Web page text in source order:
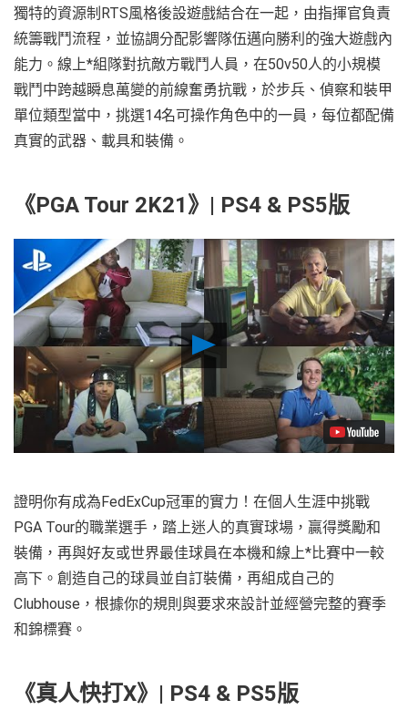
獨特的資源制RTS風格後設遊戲結合在一起，由指揮官負責
統籌戰鬥流程，並協調分配影響隊伍邁向勝利的強大遊戲內
能力。線上*組隊對抗敵方戰鬥人員，在50v50人的小規模
戰鬥中跨越瞬息萬變的前線奮勇抗戰，於步兵、偵察和裝甲
單位類型當中，挑選14名可操作角色中的一員，每位都配備
真實的武器、載具和裝備。
《PGA Tour 2K21》| PS4 & PS5版
Play
Video
證明你有成為FedExCup冠軍的實力！在個人生涯中挑戰
PGA Tour的職業選手，踏上迷人的真實球場，贏得獎勵和
裝備，再與好友或世界最佳球員在本機和線上*比賽中一較
高下。創造自己的球員並自訂裝備，再組成自己的
Clubhouse，根據你的規則與要求來設計並經營完整的賽季
和錦標賽。
《真人快打X》| PS4 & PS5版